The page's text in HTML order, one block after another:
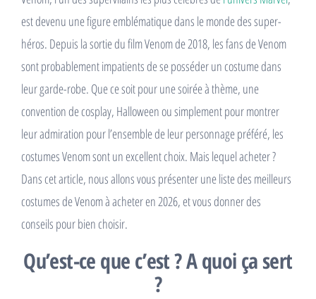
est devenu une figure emblématique dans le monde des super-
héros. Depuis la sortie du film Venom de 2018, les fans de Venom
sont probablement impatients de se posséder un costume dans
leur garde-robe. Que ce soit pour une soirée à thème, une
convention de cosplay, Halloween ou simplement pour montrer
leur admiration pour l’ensemble de leur personnage préféré, les
costumes Venom sont un excellent choix. Mais lequel acheter ?
Dans cet article, nous allons vous présenter une liste des meilleurs
costumes de Venom à acheter en 2026, et vous donner des
conseils pour bien choisir.
Qu’est-ce que c’est ? A quoi ça sert
?